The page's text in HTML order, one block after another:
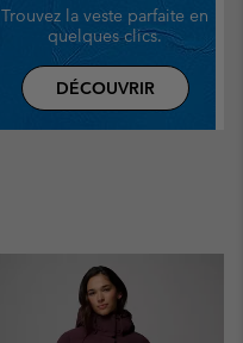
Trouvez la veste parfaite en
quelques clics.
DÉCOUVRIR